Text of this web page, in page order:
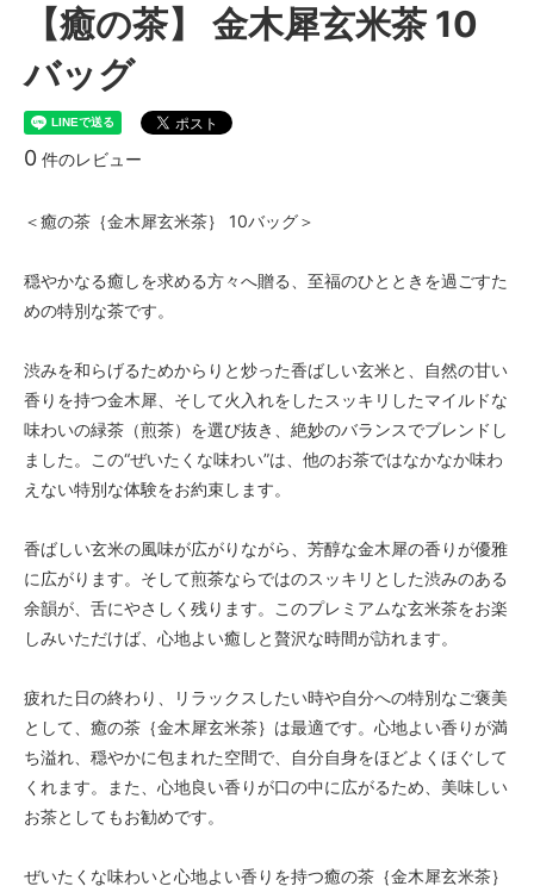
【癒の茶】 金木犀玄米茶 10
バッグ
0 件のレビュー
＜癒の茶｛金木犀玄米茶｝ 10バッグ＞
穏やかなる癒しを求める方々へ贈る、至福のひとときを過ごすた
めの特別な茶です。
渋みを和らげるためからりと炒った香ばしい玄米と、自然の甘い
香りを持つ金木犀、そして火入れをしたスッキリしたマイルドな
味わいの緑茶（煎茶）を選び抜き、絶妙のバランスでブレンドし
ました。この“ぜいたくな味わい”は、他のお茶ではなかなか味わ
えない特別な体験をお約束します。
香ばしい玄米の風味が広がりながら、芳醇な金木犀の香りが優雅
に広がります。そして煎茶ならではのスッキリとした渋みのある
余韻が、舌にやさしく残ります。このプレミアムな玄米茶をお楽
しみいただけば、心地よい癒しと贅沢な時間が訪れます。
疲れた日の終わり、リラックスしたい時や自分への特別なご褒美
として、癒の茶｛金木犀玄米茶｝は最適です。心地よい香りが満
ち溢れ、穏やかに包まれた空間で、自分自身をほどよくほぐして
くれます。また、心地良い香りが口の中に広がるため、美味しい
お茶としてもお勧めです。
ぜいたくな味わいと心地よい香りを持つ癒の茶｛金木犀玄米茶｝